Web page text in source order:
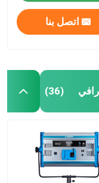
اتصل بنا
(36)